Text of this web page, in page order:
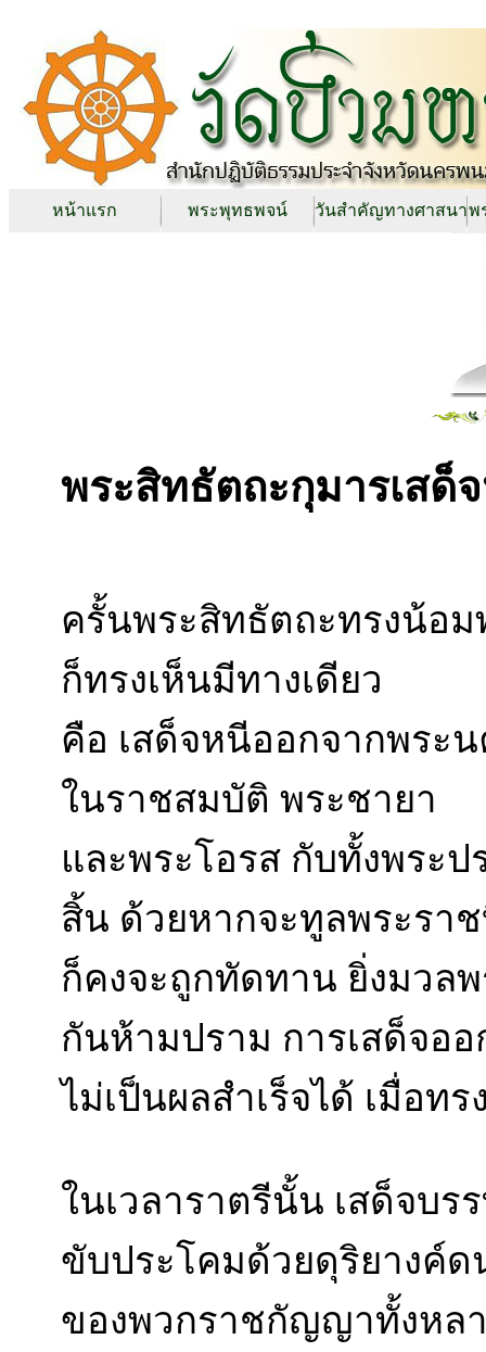
หน้าแรก พระพุทธพจน์ วันสำคัญทางศาสนาพ
พระสิทธัตถะกุมารเสด็
ครั้นพระสิทธัตถะทรงน้อ
ก็ทรงเห็นมีทางเดียว
คือ เสด็จหนีออกจากพระ
ในราชสมบัติ พระชายา
และพระโอรส กับทั้งพระ
สิ้น ด้วยหากจะทูลพระรา
ก็คงจะถูกทัดทาน ยิ่งมวล
กันห้ามปราม การเสด็จอ
ไม่เป็นผลสำเร็จได้ เมื่อท
ในเวลาราตรีนั้น เสด็จบ
ขับประโคมด้วยดุริยางค์ด
ของพวกราชกัญญาทั้งหลา